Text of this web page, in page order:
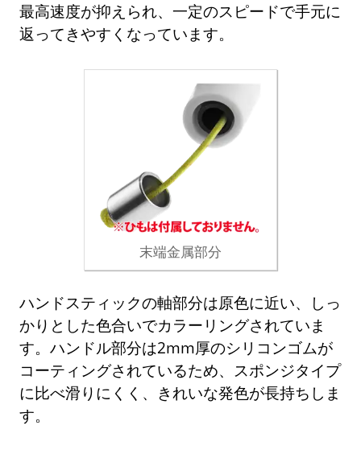
最高速度が抑えられ、一定のスピードで手元に
返ってきやすくなっています。
末端金属部分
ハンドスティックの軸部分は原色に近い、しっ
かりとした色合いでカラーリングされていま
す。ハンドル部分は2mm厚のシリコンゴムが
コーティングされているため、スポンジタイプ
に比べ滑りにくく、きれいな発色が長持ちしま
す。